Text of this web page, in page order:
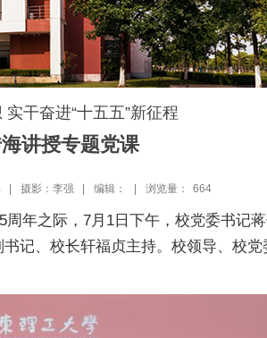
干奋进“十五五”新征程
讲授专题党课
| 摄影：李强 | 编辑： | 浏览量： 664
年之际，7月1日下午，校党委书记
记、校长轩福贞主持。校领导、校